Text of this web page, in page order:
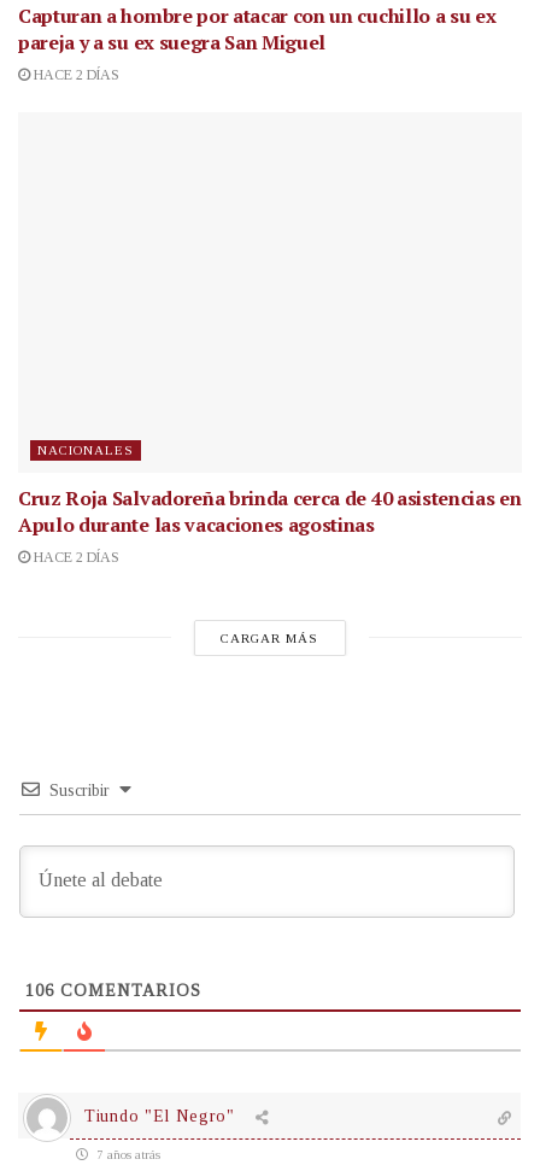
Capturan a hombre por atacar con un cuchillo a su ex
pareja y a su ex suegra San Miguel
HACE 2 DÍAS
NACIONALES
Cruz Roja Salvadoreña brinda cerca de 40 asistencias en
Apulo durante las vacaciones agostinas
HACE 2 DÍAS
CARGAR MÁS
Suscribir
106 COMENTARIOS
Tiundo "El Negro"
7 años atrás